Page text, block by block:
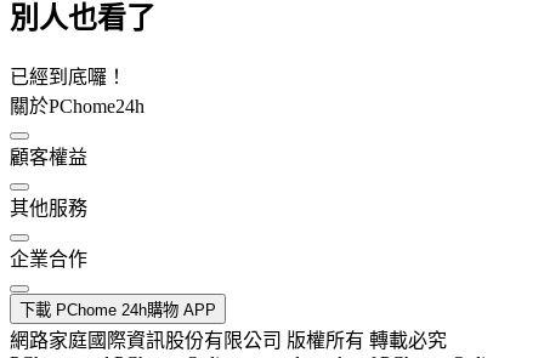
別人也看了
已經到底囉！
關於PChome24h
顧客權益
其他服務
企業合作
下載 PChome 24h購物 APP
網路家庭國際資訊股份有限公司 版權所有 轉載必究